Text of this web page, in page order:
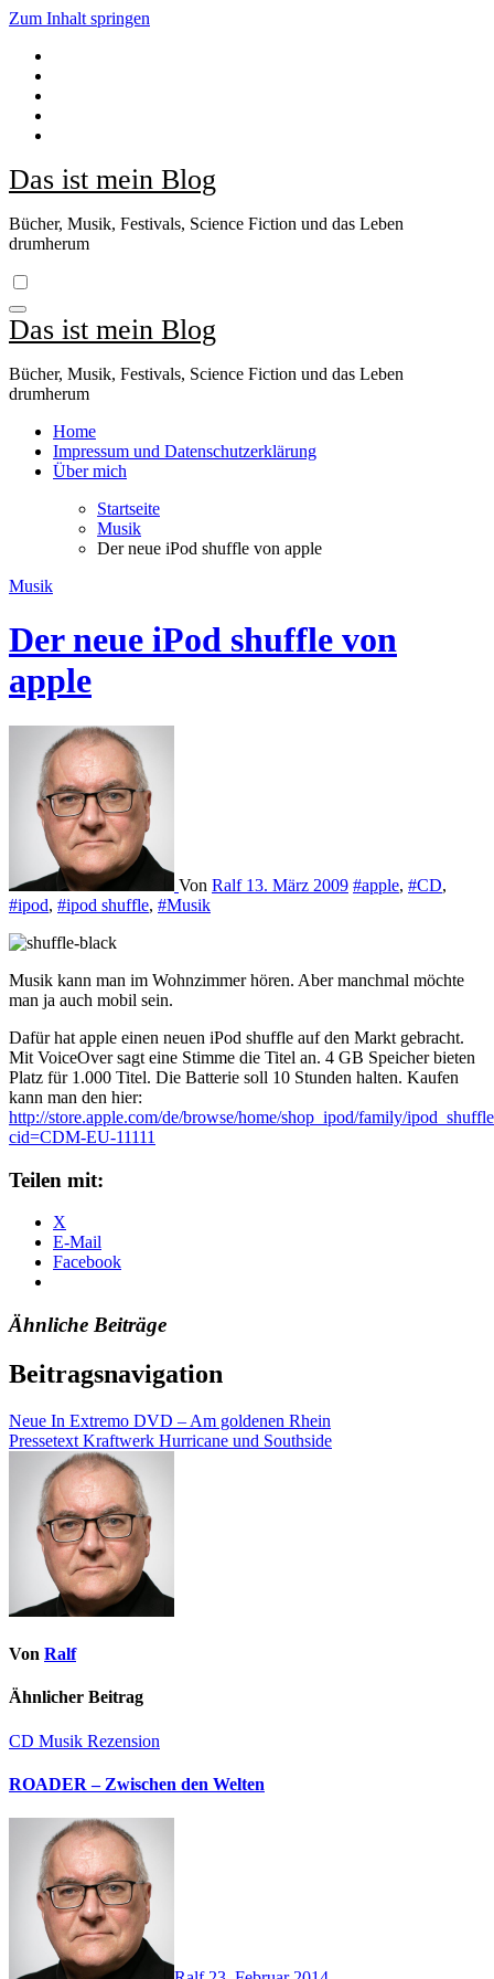
Zum Inhalt springen
Das ist mein Blog
Bücher, Musik, Festivals, Science Fiction und das Leben
drumherum
Das ist mein Blog
Bücher, Musik, Festivals, Science Fiction und das Leben
drumherum
Home
Impressum und Datenschutzerklärung
Über mich
Startseite
Musik
Der neue iPod shuffle von apple
Musik
Der neue iPod shuffle von
apple
Von Ralf 13. März 2009 #apple, #CD,
#ipod, #ipod shuffle, #Musik
Musik kann man im Wohnzimmer hören. Aber manchmal möchte
man ja auch mobil sein.
Dafür hat apple einen neuen iPod shuffle auf den Markt gebracht.
Mit VoiceOver sagt eine Stimme die Titel an. 4 GB Speicher bieten
Platz für 1.000 Titel. Die Batterie soll 10 Stunden halten. Kaufen
kann man den hier:
http://store.apple.com/de/browse/home/shop_ipod/family/
cid=CDM-EU-11111
Teilen mit:
X
E-Mail
Facebook
Ähnliche Beiträge
Beitragsnavigation
Neue In Extremo DVD – Am goldenen Rhein
Pressetext Kraftwerk Hurricane und Southside
Von Ralf
Ähnlicher Beitrag
CD Musik Rezension
ROADER – Zwischen den Welten